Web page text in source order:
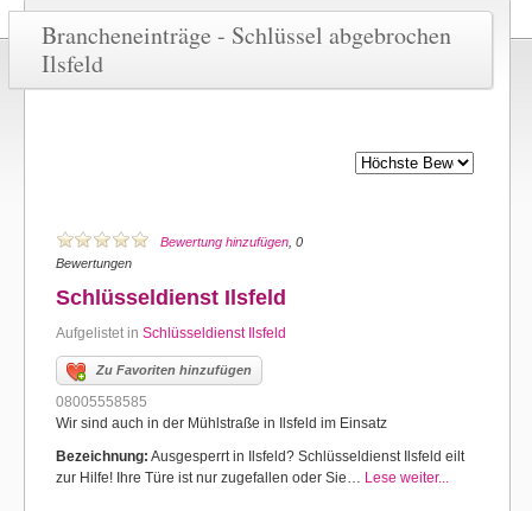
Brancheneinträge - Schlüssel abgebrochen
Ilsfeld
Bewertung hinzufügen , 0
Bewertungen
Schlüsseldienst Ilsfeld
Aufgelistet in Schlüsseldienst Ilsfeld
Zu Favoriten hinzufügen
08005558585
Wir sind auch in der Mühlstraße in Ilsfeld im Einsatz
Bezeichnung: Ausgesperrt in Ilsfeld? Schlüsseldienst Ilsfeld eilt
zur Hilfe! Ihre Türe ist nur zugefallen oder Sie… Lese weiter...